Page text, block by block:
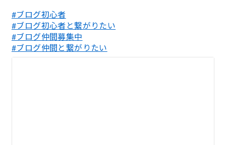
#ブログ初心者
#ブログ初心者と繋がりたい
#ブログ仲間募集中
#ブログ仲間と繋がりたい